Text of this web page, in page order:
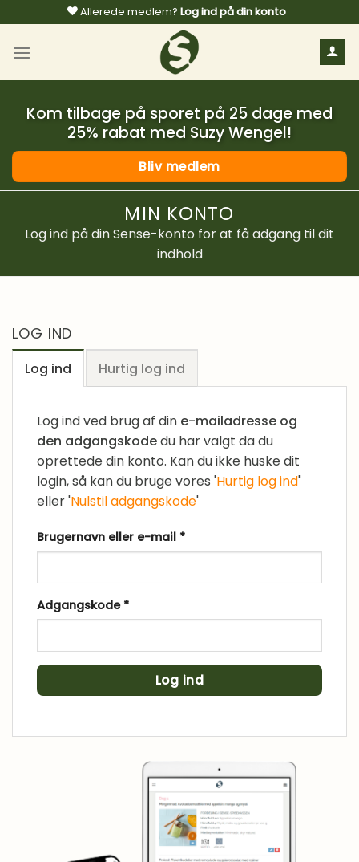
til
indhold
Allerede medlem? Log ind på din konto
Kom tilbage på sporet på 25 dage med
25% rabat med Suzy Wengel!
Bliv medlem
MIN KONTO
Log ind på din Sense-konto for at få adgang til dit
indhold
LOG IND
Log ind Hurtig log ind
Log ind ved brug af din e-mailadresse og
den adgangskodedu har valgt da du
oprettede din konto. Kan du ikke huske dit
login, så kan du bruge vores 'Hurtig log ind'
eller 'Nulstil adgangskode'
Brugernavn eller e-mail *Påkrævet
Adgangskode *Påkrævet
Log ind